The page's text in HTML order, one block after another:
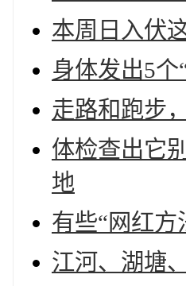
本周日入伏
身体发出5
走路和跑步
体检查出它
地
有些“网红
江河、湖塘